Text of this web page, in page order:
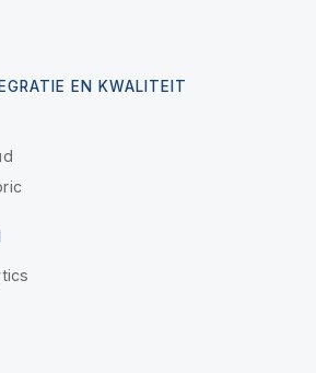
EN KWALITEIT